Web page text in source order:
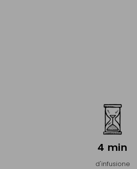
4 min
d'infusione